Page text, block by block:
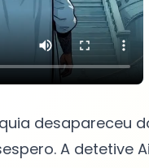
desapareceu
A detetive